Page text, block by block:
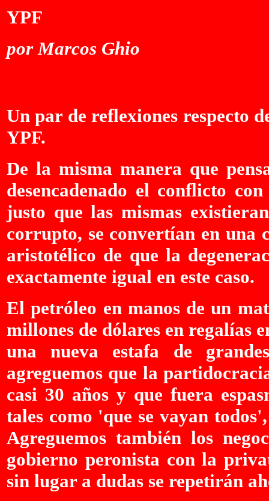
YPF
por Marcos Ghio
Un par de reflexiones respecto
YPF.
De la misma manera que
desencadenado el conflicto
justo que las mismas
corrupto, se convertían en una
aristotélico de que la
exactamente igual en este caso.
El petróleo en manos de un
millones de dólares en regalías
una nueva estafa de
agreguemos que la
casi 30 años y que fuera
tales como 'que se vayan
Agreguemos también los
gobierno peronista con la
sin lugar a dudas se repetirán